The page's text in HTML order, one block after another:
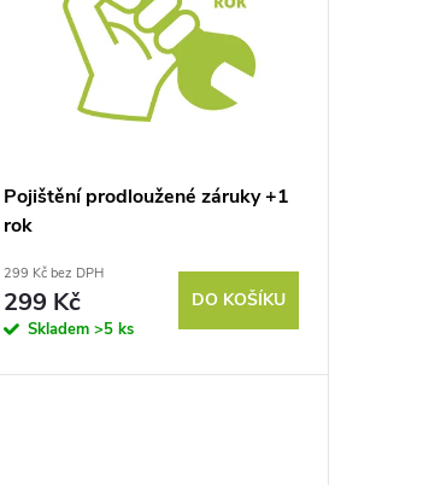
Pojištění prodloužené záruky +1
rok
299 Kč bez DPH
299 Kč
Skladem >5 ks
DO KOŠÍKU